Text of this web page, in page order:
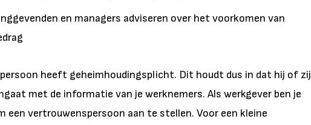
en managers adviseren over het voorkomen van
heeft geheimhoudingsplicht. Dit houdt dus in dat hij of zij
met de informatie van je werknemers. Als werkgever ben je
een vertrouwenspersoon aan te stellen. Voor een kleine